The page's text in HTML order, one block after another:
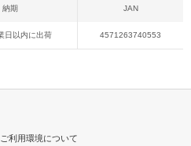
納期 JAN
日以内に出荷 4571263740553
ご利用環境について